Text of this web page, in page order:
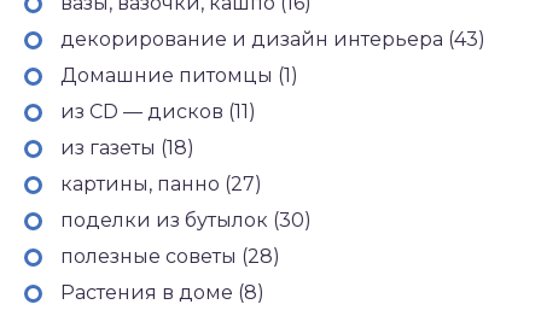
декорирование и дизайн интерьера (43)
Домашние питомцы (1)
из CD — дисков (11)
из газеты (18)
картины, панно (27)
поделки из бутылок (30)
полезные советы (28)
Растения в доме (8)